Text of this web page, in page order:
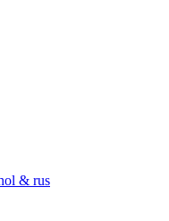
& rus